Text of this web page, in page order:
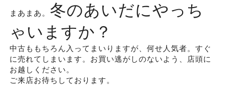
まあまあ。 冬のあいだにやっち
ゃいますか？
中古ももちろん入ってまいりますが、何せ人気者。すぐ
に売れてしまいます。お買い逃がしのないよう、店頭に
お越しください。
ご来店お待ちしております。